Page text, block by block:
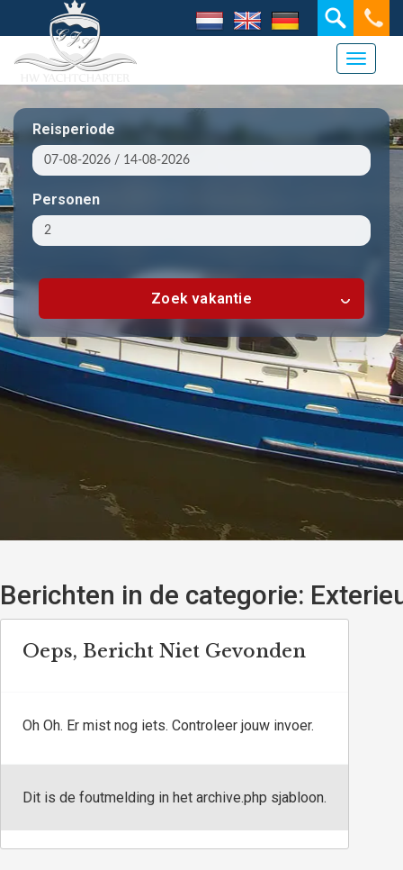
Reisperiode
Personen
Zoek vakantie
Toggle
Berichten in de categorie:
Oeps, Bericht Niet Gevonden
Oh Oh. Er mist nog iets. Controleer jouw invoer.
Dit is de foutmelding in het archive.php sjabloon.